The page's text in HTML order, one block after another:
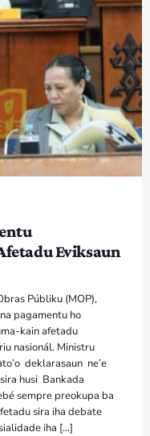
Eviksaun
Públiku (MOP),
pagamentu ho
kain afetadu
nasionál. Ministru
deklarasaun ne’e
husi Bankada
sempre preokupa ba
sira iha debate
iha […]